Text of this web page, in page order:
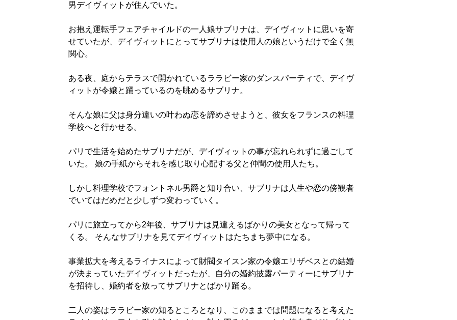
男デイヴィットが住んでいた。
お抱え運転手フェアチャイルドの一人娘サブリナは、デイヴィットに思いを寄
せていたが、デイヴィットにとってサブリナは使用人の娘というだけで全く無
関心。
ある夜、庭からテラスで開かれているララビー家のダンスパーティで、デイヴ
ィットが令嬢と踊っているのを眺めるサブリナ。
そんな娘に父は身分違いの叶わぬ恋を諦めさせようと、彼女をフランスの料理
学校へと行かせる。
パリで生活を始めたサブリナだが、デイヴィットの事が忘れられずに過ごして
いた。 娘の手紙からそれを感じ取り心配する父と仲間の使用人たち。
しかし料理学校でフォントネル男爵と知り合い、サブリナは人生や恋の傍観者
でいてはだめだと少しずつ変わっていく。
パリに旅立ってから2年後、サブリナは見違えるばかりの美女となって帰って
くる。 そんなサブリナを見てデイヴィットはたちまち夢中になる。
事業拡大を考えるライナスによって財閥タイスン家の令嬢エリザベスとの結婚
が決まっていたデイヴィットだったが、自分の婚約披露パーティーにサブリナ
を招待し、婚約者を放ってサブリナとばかり踊る。
二人の姿はララビー家の知るところとなり、このままでは問題になると考えた